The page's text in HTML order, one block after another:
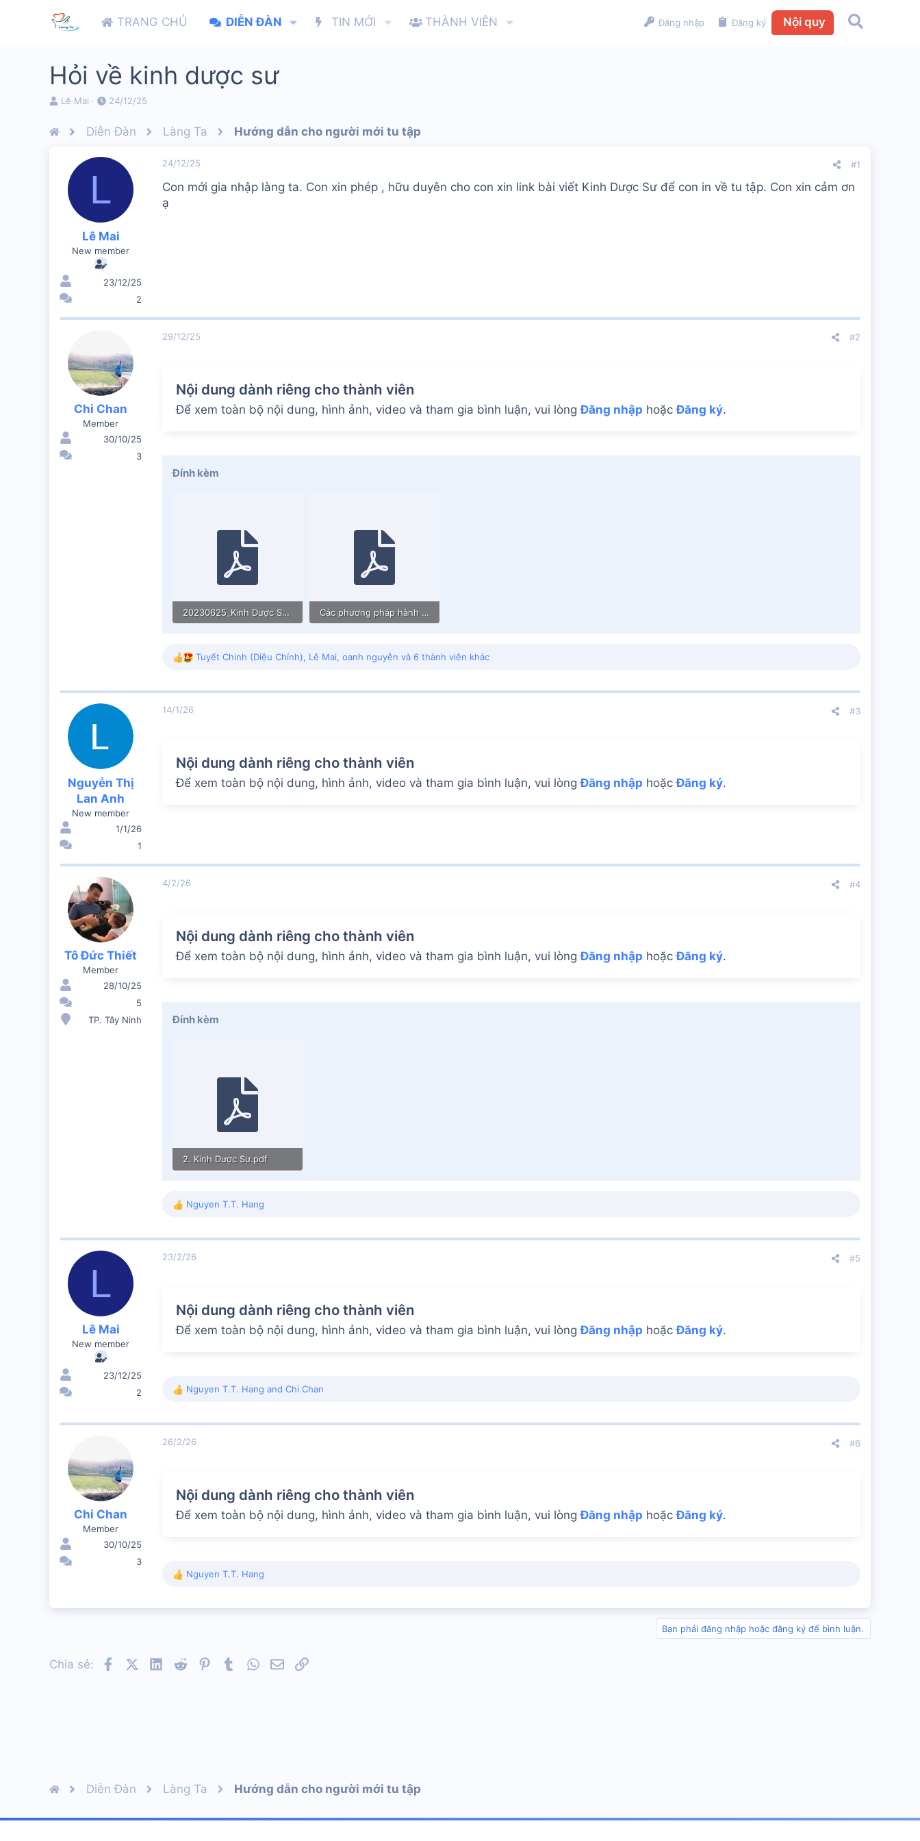
TRANG CHỦ DIỄN ĐÀN TIN MỚI THÀNH VIÊN Đăng nhập Đăng ký Nội quy
Hỏi về kinh dược sư
N
Lê Mai
N
y
ắ
ầ
24/12/25
Diễn Đàn Làng Ta Hướng dẫn cho người mới tu tập
L
Lê Mai
New member
23/12/25
2
24/12/25 #1
Con mới gia nhập làng ta. Con xin phép , hữu duyên cho con xin link bài viết Kinh Dược Sư để con in về tu tập. Con xin cảm ơn
ạ
Chi Chan
Member
30/10/25
3
29/12/25 #2
Nội dung dành riêng cho thành viên
Để xem toàn bộ nội dung, hình ảnh, video và tham gia bình luận, vui lòngĐăng nhập hoặcĐăng ký.
Đính kèm
20230625_Kinh Dược Sư (2023)- Thầy Hoàng Quý Sơn Giảng giải (2018).pdf
Các phương pháp hành trì.pdf
R
t
Tuyết Chinh (Diệu Chính), Lê Mai, oanh nguyễn và 6 thành viên khác
Nguyễn Thị
Lan Anh
New member
1/1/26
1
14/1/26 #3
Nội dung dành riêng cho thành viên
Để xem toàn bộ nội dung, hình ảnh, video và tham gia bình luận, vui lòngĐăng nhập hoặcĐăng ký.
Tô Đức Thiết
Member
28/10/25
5
TP. Tây Ninh
4/2/26 #4
Nội dung dành riêng cho thành viên
Để xem toàn bộ nội dung, hình ảnh, video và tham gia bình luận, vui lòngĐăng nhập hoặcĐăng ký.
Đính kèm
2. Kinh Dược Sư.pdf
R
t
Nguyen T.T. Hang
L
Lê Mai
New member
23/12/25
2
23/2/26 #5
Nội dung dành riêng cho thành viên
Để xem toàn bộ nội dung, hình ảnh, video và tham gia bình luận, vui lòngĐăng nhập hoặcĐăng ký.
R
t
Nguyen T.T. Hang and Chi Chan
Chi Chan
Member
30/10/25
3
26/2/26 #6
Nội dung dành riêng cho thành viên
Để xem toàn bộ nội dung, hình ảnh, video và tham gia bình luận, vui lòngĐăng nhập hoặcĐăng ký.
R
n
Nguyen T.T. Hang
Bạn phải đăng nhập hoặc đăng ký để bình luận.
Chia sẻ: FacebookX (Twitter)LinkedIn
RedditPinterest
TumblrWhatsApp
EmailLink
Diễn Đàn Làng Ta Hướng dẫn cho người mới tu tập